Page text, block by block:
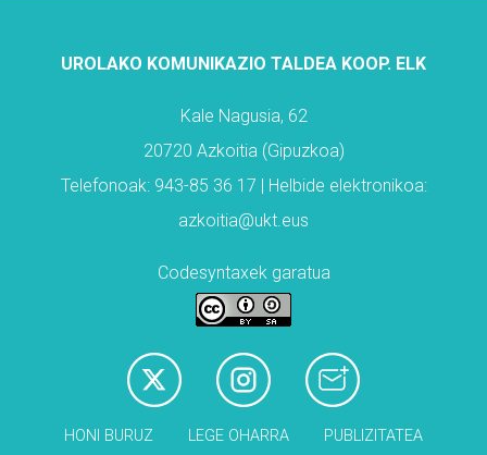
UROLAKO KOMUNIKAZIO TALDEA KOOP. ELK
Kale Nagusia, 62
20720 Azkoitia (Gipuzkoa)
Telefonoak: 943-85 36 17 | Helbide elektronikoa:
azkoitia@ukt.eus
Codesyntaxek garatua
HONI BURUZ LEGE OHARRA PUBLIZITATEA